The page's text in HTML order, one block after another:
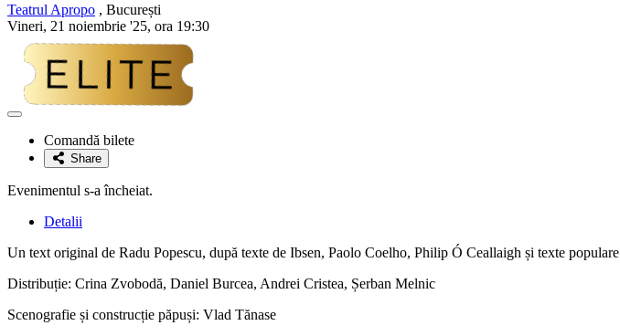
Teatrul Apropo , București
Vineri, 21 noiembrie '25, ora 19:30
Adaugă
favoriteComandă bilete
Share
Evenimentul s-a încheiat.
Detalii
Un text original de Radu Popescu, după texte de Ibsen, Paolo Coelho, Philip Ó Ceallaigh și texte populare
Distribuție: Crina Zvobodă, Daniel Burcea, Andrei Cristea, Șerban Melnic
Scenografie și construcție păpuși: Vlad Tănase